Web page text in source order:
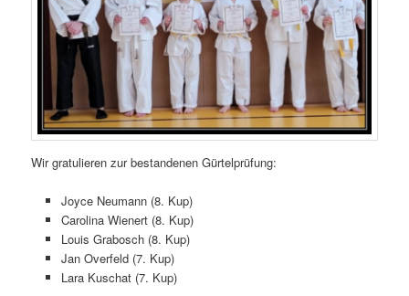
Wir gratulieren zur bestandenen Gürtelprüfung:
Joyce Neumann (8. Kup)
Carolina Wienert (8. Kup)
Louis Grabosch (8. Kup)
Jan Overfeld (7. Kup)
Lara Kuschat (7. Kup)